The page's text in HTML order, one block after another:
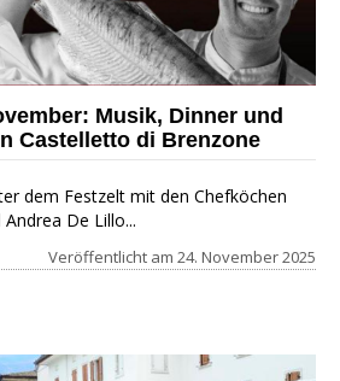
Musik, Dinner und
Castelletto di Brenzone
dem Festzelt mit den Chefköchen
De Lillo...
Veröffentlicht am 24. November 2025